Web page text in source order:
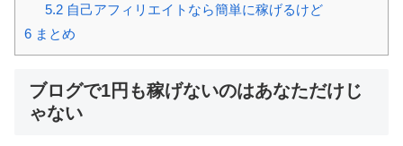
5.2自己アフィリエイトなら簡単に稼げるけど
6 まとめ
ブログで1円も稼げないのはあなただけじ
ゃない